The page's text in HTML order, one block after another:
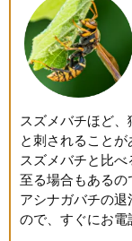
スズメバチほど
と刺されることが
スズメバチと比
至る場合もあるの
アシナガバチの
ので、すぐにお電